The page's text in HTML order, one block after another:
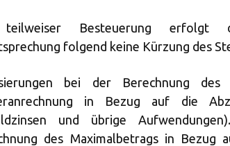
Besteuerung erfolgt
folgend keine Kürzung des
bei der Berechnung
in Bezug auf die
und übrige
des Maximalbetrags in Bezug